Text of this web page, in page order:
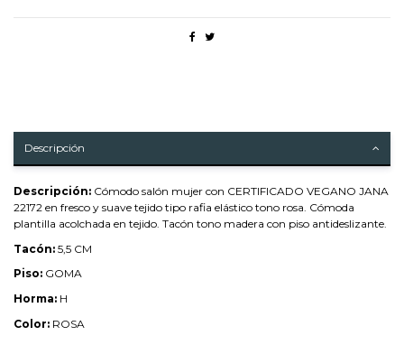
Descripción
Descripción: Cómodo salón mujer con CERTIFICADO VEGANO JANA
22172 en fresco y suave tejido tipo rafia elástico tono rosa. Cómoda
plantilla acolchada en tejido. Tacón tono madera con piso antideslizante.
Tacón: 5,5 CM
Piso: GOMA
Horma: H
Color: ROSA